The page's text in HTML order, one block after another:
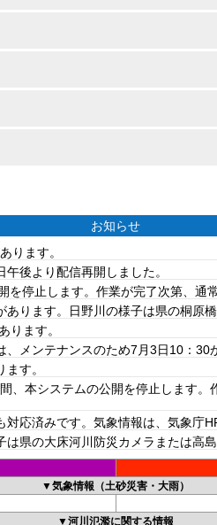
お知らせ
ります。
後より配信再開しました。
停止します。作業が完了次第、
ります。日野川の様子は県の桐原
ります。
メンテナンスのため7月3日10：30
す。
本システムの公開を停止します
応済みです。気象情報は、気象庁
県の大床河川防災カメラまたは高
▼気象情報（土砂災害・大雨）
▼河川氾濫に関する情報